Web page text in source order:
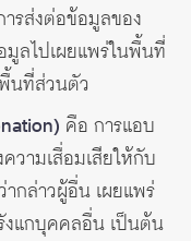
รส่งต่อข้อมูลของ
ลไปเผยแพร่ในพื้นที่
นที่ส่วนตัว
คือ การแอบ
วามเสื่อมเสียให้กับ
กล่าวผู้อื่น เผยแพร่
งแกบุคคลอื่น เป็นต้น